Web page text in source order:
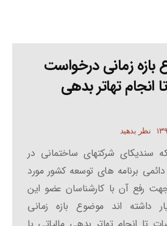
زمانی درخواست
انجام تهاتر بدهی
۲۲ نظر بدهید
سندیکای شرکتهای ساختمانی در
۱۲ احکام دائمی برنامه های توسعه کشور مورد
رفع آن با کارشناسان عضو این
داشته اند موضوع بازه زمانی